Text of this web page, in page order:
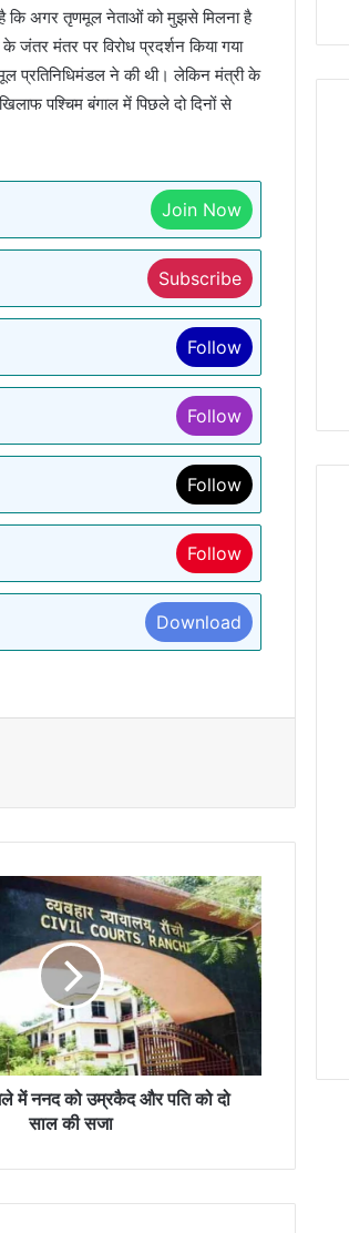
है कि अगर तृणमूल नेताओं को मुझसे मिलना है
मंतर पर विरोध प्रदर्शन किया गया
प्रतिनिधिमंडल ने की थी। लेकिन मंत्री के
पश्चिम बंगाल में पिछले दो दिनों से
Join Now
Subscribe
Follow
Follow
Follow
Follow
Download
में ननद को उम्रकैद और पति को दो
साल की सजा